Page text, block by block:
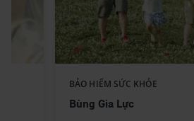
Replace component AIA -
BẢO HIỂM SỨC KHỎE
Bùng Gia Lực